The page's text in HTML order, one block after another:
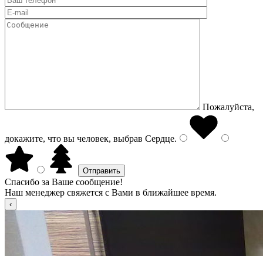
Пожалуйста,
докажите, что вы человек, выбрав Сердце.
Спасибо за Ваше сообщение!
Наш менеджер свяжется с Вами в ближайшее время.